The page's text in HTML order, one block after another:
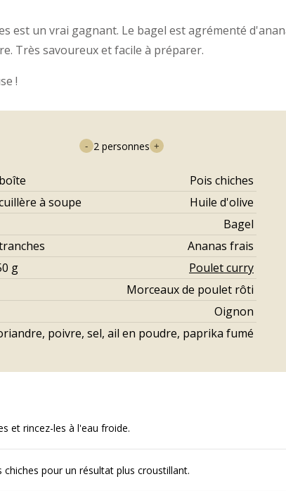
est un vrai gagnant. Le bagel est agrémenté
Très savoureux et facile à préparer.
!
- 2 personnes +
boîte
Pois chiches
à soupe
Huile d'olive
Bagel
Ananas frais
g
Poulet curry
Morceaux de poulet rôti
Oignon
poivre, sel, ail en poudre, paprika fumé
et rincez-les à l'eau froide.
chiches pour un résultat plus croustillant.